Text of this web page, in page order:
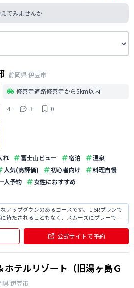
てみませんか
静岡県伊豆市
修善寺道路修善寺から5km以内
4
3 0
れ 富士山ビュー 宿泊
温泉
人気(高評価) 初心者向け
料理自慢
人予約
女性におすすめ
アップダウンのあるコースです。 1.5Rプランで
待たされることもなく、スムーズにプレーでき
度に広く、安心してプレーできる良いゴルフ場
手頃なので、オススメです。 またプレー後の温泉
公式サイトで予約
テルリゾート（旧湯ヶ島Ｇ
県伊豆市